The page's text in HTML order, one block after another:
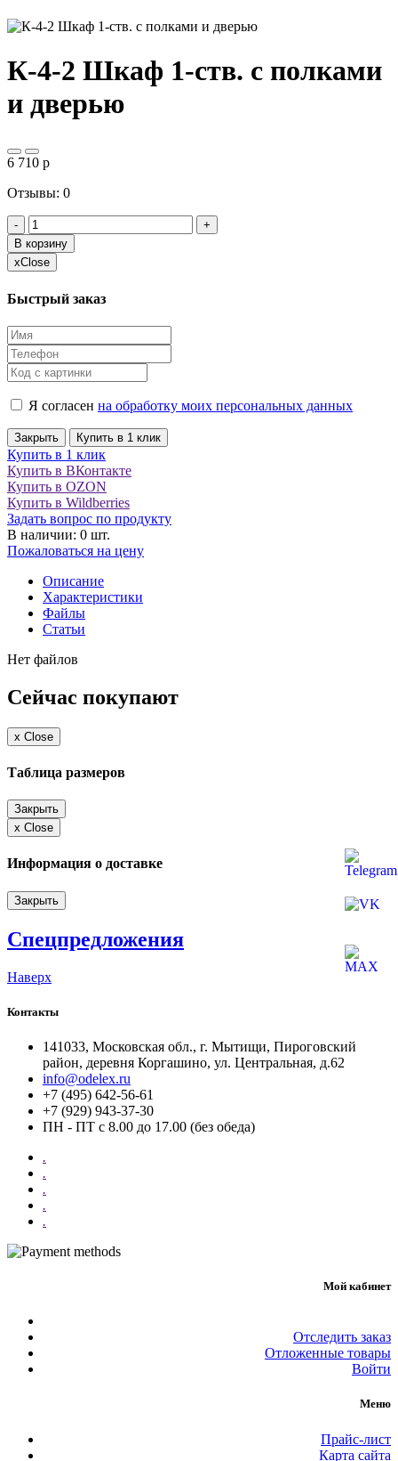
К-4-2 Шкаф 1-ств. с полками
и дверью
6 710 p
Отзывы: 0
-
+
В корзину
xClose
Быстрый заказ
Я согласен на обработку моих персональных данных
Закрыть Купить в 1 клик
Купить в 1 клик
Купить в ВКонтакте
Купить в OZON
Купить в Wildberries
Задать вопрос по продукту
В наличии: 0 шт.
Пожаловаться на цену
Описание
Характеристики
Файлы
Статьи
Нет файлов
Сейчас покупают
x Close
Таблица размеров
Закрыть
x Close
Информация о доставке
Закрыть
Спецпредложения
Наверх
Контакты
141033, Московская обл., г. Мытищи, Пироговский
район, деревня Коргашино, ул. Центральная, д.62
info@odelex.ru
+7 (495) 642-56-61
+7 (929) 943-37-30
ПН - ПТ с 8.00 до 17.00 (без обеда)
.
.
.
.
.
Мой кабинет
Отследить заказ
Отложенные товары
Войти
Меню
Прайс-лист
Карта сайта